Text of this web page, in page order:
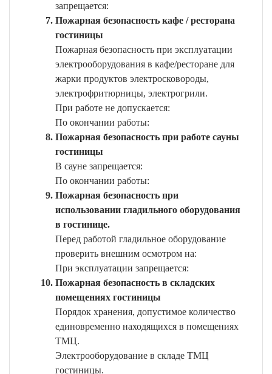
запрещается:
Пожарная безопасность кафе / ресторана
гостиницы
Пожарная безопасность при эксплуатации
электрооборудования в кафе/ресторане для
жарки продуктов электросковороды,
электрофритюрницы, электрогрили.
При работе не допускается:
По окончании работы:
Пожарная безопасность при работе сауны
гостиницы
В сауне запрещается:
По окончании работы:
Пожарная безопасность при
использовании гладильного оборудования
в гостинице.
Перед работой гладильное оборудование
проверить внешним осмотром на:
При эксплуатации запрещается:
Пожарная безопасность в складских
помещениях гостиницы
Порядок хранения, допустимое количество
единовременно находящихся в помещениях
ТМЦ.
Электрооборудование в складе ТМЦ
гостиницы.